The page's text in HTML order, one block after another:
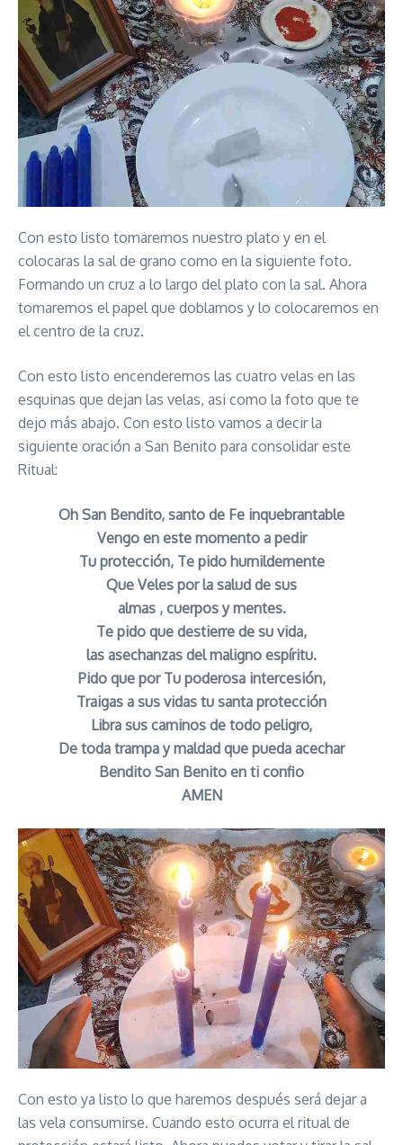
Con esto listo tomaremos nuestro plato y en el
colocaras la sal de grano como en la siguiente foto.
Formando un cruz a lo largo del plato con la sal. Ahora
tomaremos el papel que doblamos y lo colocaremos en
el centro de la cruz.
Con esto listo encenderemos las cuatro velas en las
esquinas que dejan las velas, asi como la foto que te
dejo más abajo. Con esto listo vamos a decir la
siguiente oración a San Benito para consolidar este
Ritual:
Oh San Bendito, santo de Fe inquebrantable
Vengo en este momento a pedir
Tu protección, Te pido humildemente
Que Veles por la salud de sus
almas , cuerpos y mentes.
Te pido que destierre de su vida,
las asechanzas del maligno espíritu.
Pido que por Tu poderosa intercesión,
Traigas a sus vidas tu santa protección
Libra sus caminos de todo peligro,
De toda trampa y maldad que pueda acechar
Bendito San Benito en ti confio
AMEN
Con esto ya listo lo que haremos después será dejar a
las vela consumirse. Cuando esto ocurra el ritual de